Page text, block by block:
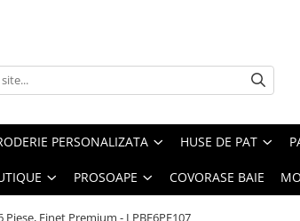
PERSONALIZATA HUSE DE PAT
PROSOAPE COVORASE BAIE
Piese, Finet Premium - LPBF6PE107